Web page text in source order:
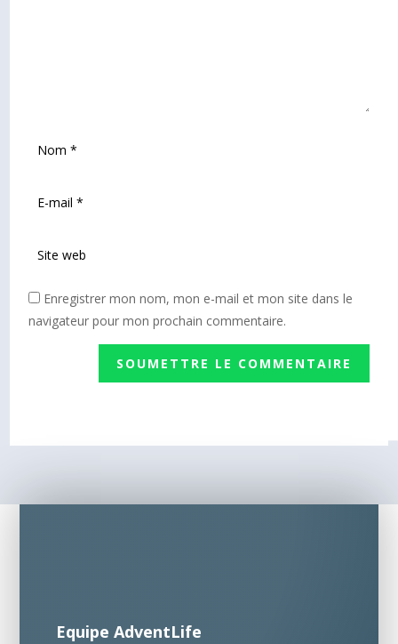
Enregistrer mon nom, mon e-mail et mon site dans le
navigateur pour mon prochain commentaire.
SOUMETTRE LE COMMENTAIRE
Equipe AdventLife